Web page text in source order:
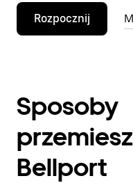
Rozpocznij
Sposoby
Bellport